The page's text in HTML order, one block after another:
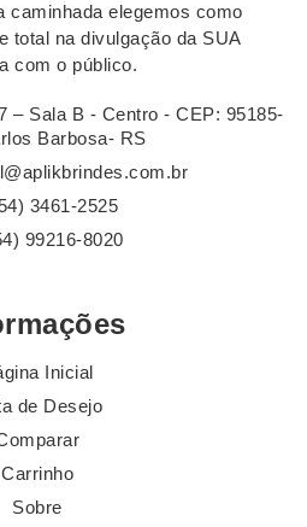
caminhada elegemos como
total na divulgação da SUA
com o público.
– Sala B - Centro - CEP: 95185-
Barbosa- RS
3461-2525
99216-8020
Inicial
de Desejo
Carrinho
Sobre